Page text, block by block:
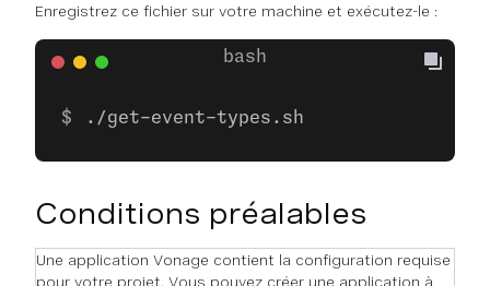
Enregistrez ce fichier sur votre machine et exécutez-le :
./get-event-types.sh
Conditions préalables
Une application Vonage contient la configuration requise
pour votre projet. Vous pouvez créer une application à